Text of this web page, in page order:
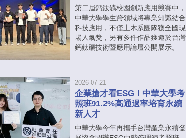
第二屆鈣鈦礦校園創新應用競賽中，
中華大學學生跨領域將專業知識結合
科技應用，不僅土木系團隊獲全國現
場人氣獎，另有多件作品獲邀於台灣
鈣鈦礦技術暨應用論壇公開展示。
2026-07-21
企業搶才看ESG！中華大學考
照班91.2%高通過率培育永續
新人才
中華大學今年再攜手台灣產業永續發